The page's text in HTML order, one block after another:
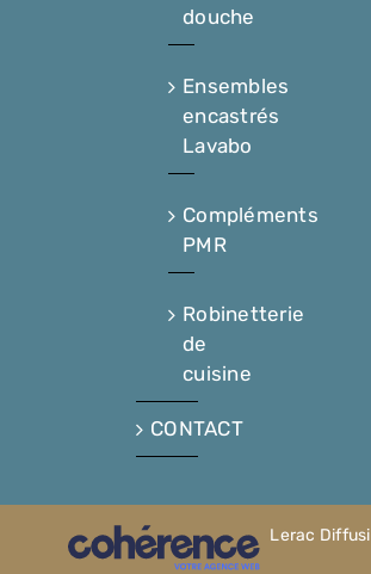
douche
Ensembles
encastrés
Lavabo
Compléments
PMR
Robinetterie
de
cuisine
CONTACT
Lerac